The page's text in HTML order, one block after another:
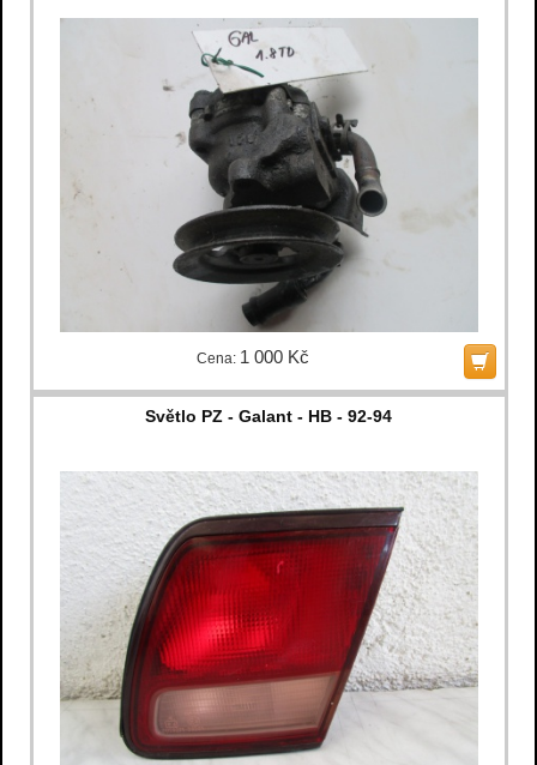
Cena: 1 000 Kč
Světlo PZ - Galant - HB - 92-94